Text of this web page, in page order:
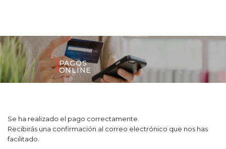
PAGOS
ONLINE
Se ha realizado el pago correctamente.
Recibirás una confirmación al correo electrónico que nos has
facilitado.